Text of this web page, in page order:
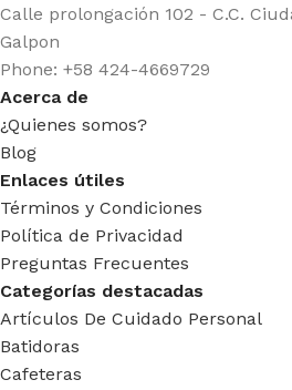
Calle prolongación 102 - C.C.
Galpon
Phone: +58 424-4669729
Acerca de
¿Quienes somos?
Blog
Enlaces útiles
Términos y Condiciones
Política de Privacidad
Preguntas Frecuentes
Categorías destacadas
Artículos De Cuidado Personal
Batidoras
Cafeteras